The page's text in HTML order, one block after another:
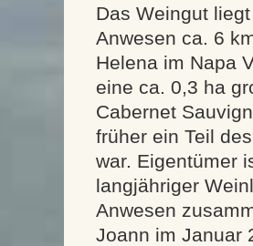
Das Weingut
Anwesen ca. 6
Helena im Napa
eine ca. 0,3 ha
Cabernet
früher ein Teil
war. Eigentümer
langjähriger
Anwesen
Joann im Januar